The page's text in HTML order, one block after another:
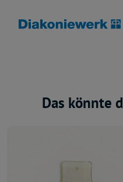
Das könnte